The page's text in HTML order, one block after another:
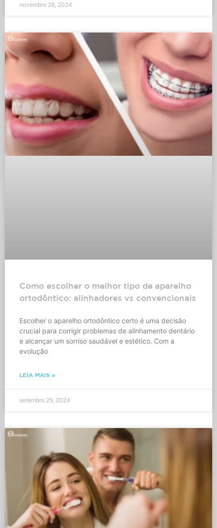
novembro 28, 2024
Como escolher o melhor tipo de aparelho
ortodôntico: alinhadores vs convencionais
Escolher o aparelho ortodôntico certo é uma decisão
crucial para corrigir problemas de alinhamento dentário
e alcançar um sorriso saudável e estético. Com a
evolução
LEIA MAIS »
setembro 25, 2024